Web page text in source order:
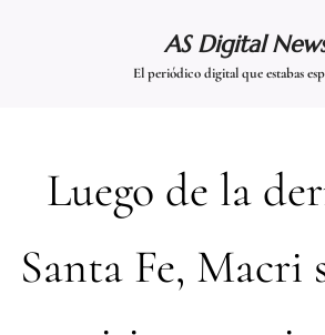
AS Digital
El periódico digital que estabas
Luego de la
Santa Fe, Macri